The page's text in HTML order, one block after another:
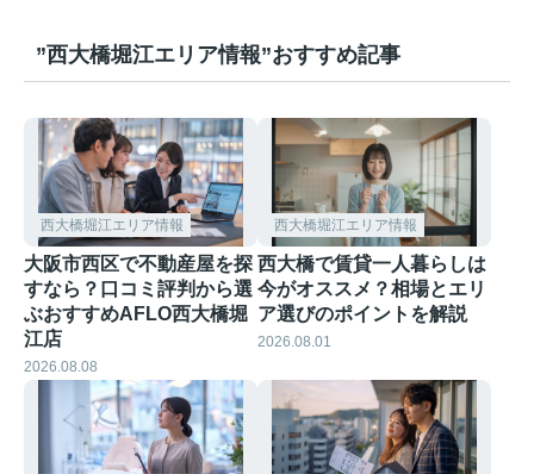
”西大橋堀江エリア情報”おすすめ記事
西大橋堀江エリア情報
大阪市西区で不動産屋を探
すなら？口コミ評判から選
ぶおすすめAFLO西大橋堀
江店
2026.08.08
西大橋堀江エリア情報
西大橋で賃貸一人暮らしは
今がオススメ？相場とエリ
ア選びのポイントを解説
2026.08.01